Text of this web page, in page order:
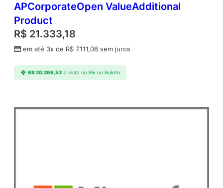
APCorporateOpen ValueAdditional
Product
R$ 21.333,18
em até 3x de R$ 7.111,06 sem juros
R$20.266,52 à vista no Pix ou Boleto